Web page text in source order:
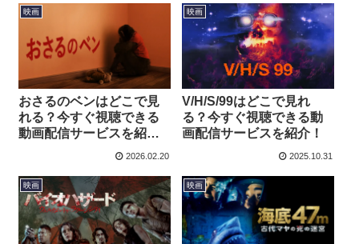
映画
おさるのベンはどこで見
れる？今すぐ視聴できる
動画配信サービスを紹
2026.02.20
映画
V/H/S/99はどこで見れ
る？今すぐ視聴できる動
画配信サービスを紹介！
2025.10.31
映画 映画